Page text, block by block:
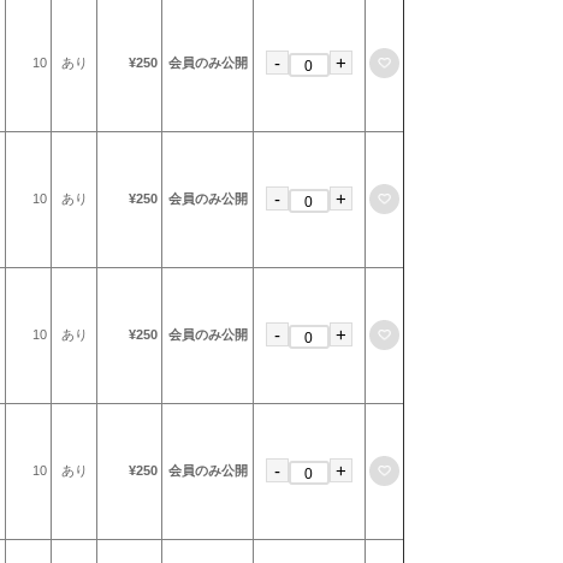
10 あり ¥250 会員のみ公開 - +
10 あり ¥250 会員のみ公開 - +
10 あり ¥250 会員のみ公開 - +
10 あり ¥250 会員のみ公開 - +